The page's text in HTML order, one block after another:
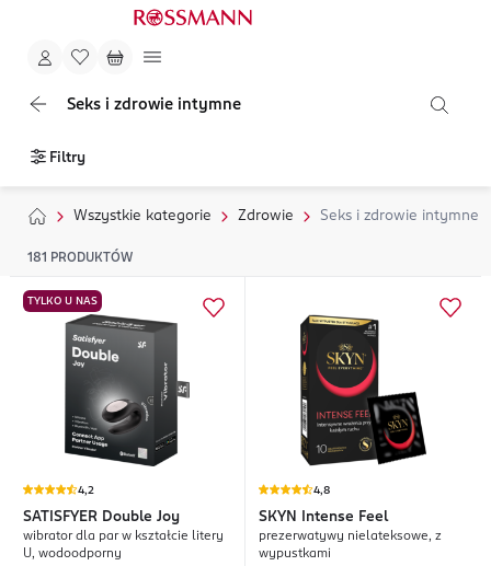
Seks i zdrowie intymne
Filtry
Wszystkie kategorie Zdrowie Seks i zdrowie intymne
181 PRODUKTÓW
TYLKO U NAS
4,2
SATISFYER Double Joy
wibrator dla par w kształcie litery
U, wodoodporny
4,8
SKYN Intense Feel
prezerwatywy nielateksowe, z
wypustkami